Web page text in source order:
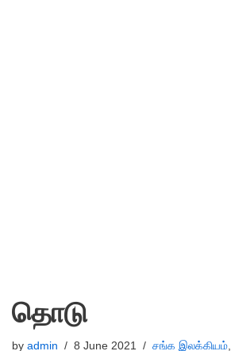
தொடு
by admin 8 June 2021 சங்க இலக்கியம்,